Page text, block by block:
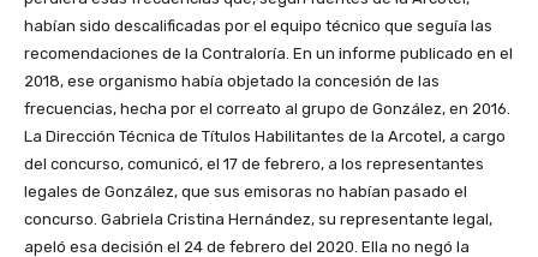
habían sido descalificadas por el equipo técnico que seguía las
recomendaciones de la Contraloría. En un informe publicado en el
2018, ese organismo había objetado la concesión de las
frecuencias, hecha por el correato al grupo de González, en 2016.
La Dirección Técnica de Títulos Habilitantes de la Arcotel, a cargo
del concurso, comunicó, el 17 de febrero, a los representantes
legales de González, que sus emisoras no habían pasado el
concurso. Gabriela Cristina Hernández, su representante legal,
apeló esa decisión el 24 de febrero del 2020. Ella no negó la